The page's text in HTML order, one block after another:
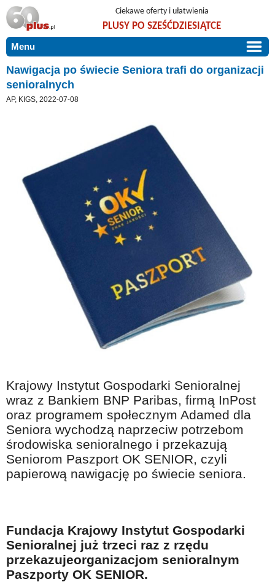
Ciekawe oferty i ułatwienia
PLUSY PO SZEŚĆDZIESIĄTCE
Menu
START
PROMOCJE
Użyteczne porady
Szlachetne zdrowie
Mieszkaj wygodnie i bez barier
Warto wiedzieć!
Podróże i wypoczynek
Taniej, okazyjnie, specjalnie dla 60plus
60plus - najcenniejsi klienci
Warto naśladować
Coś dla ducha
Smacznie i zdrowo
O finansach i społeczeństwie - edukacja nie tylko dla 60plus
Ciekawe książki
Bezpiecznie i w zgodzie z prawem
ZGŁOŚ OFERTĘ
O NAS
KONTAKT
Nawigacja po świecie Seniora trafi do organizacji
senioralnych
AP, KIGS, 2022-07-08
Krajowy Instytut Gospodarki Senioralnej
wraz z Bankiem BNP Paribas, firmą InPost
oraz programem społecznym Adamed dla
Seniora wychodzą naprzeciw potrzebom
środowiska senioralnego i przekazują
Seniorom Paszport OK SENIOR, czyli
papierową nawigację po świecie seniora.
Fundacja Krajowy Instytut Gospodarki
Senioralnej już trzeci raz z rzędu
przekazujeorganizacjom senioralnym
Paszporty OK SENIOR.